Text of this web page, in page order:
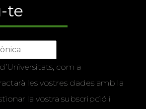
te
com a
les vostres dades amb la
la vostra subscripció i